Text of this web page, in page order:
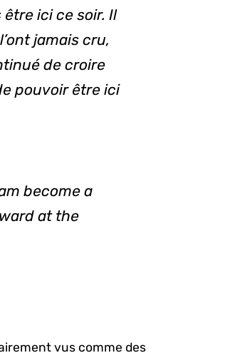
ici ce soir. Il
jamais cru,
de croire
pouvoir être ici
become a
at the
vus comme des